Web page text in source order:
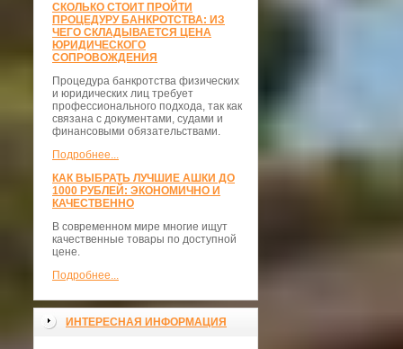
СКОЛЬКО СТОИТ ПРОЙТИ
ПРОЦЕДУРУ БАНКРОТСТВА: ИЗ
ЧЕГО СКЛАДЫВАЕТСЯ ЦЕНА
ЮРИДИЧЕСКОГО
СОПРОВОЖДЕНИЯ
Процедура банкротства физических
и юридических лиц требует
профессионального подхода, так как
связана с документами, судами и
финансовыми обязательствами.
Подробнее...
КАК ВЫБРАТЬ ЛУЧШИЕ АШКИ ДО
1000 РУБЛЕЙ: ЭКОНОМИЧНО И
КАЧЕСТВЕННО
В современном мире многие ищут
качественные товары по доступной
цене.
Подробнее...
ИНТЕРЕСНАЯ ИНФОРМАЦИЯ